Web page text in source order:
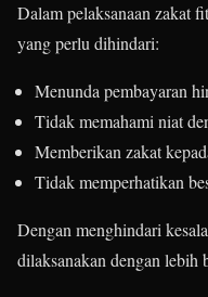
Dalam pelaksanaan zakat
yang perlu dihindari:
Menunda pembayaran
Tidak memahami niat
Memberikan zakat
Tidak memperhatikan
Dengan menghindari
dilaksanakan dengan lebih